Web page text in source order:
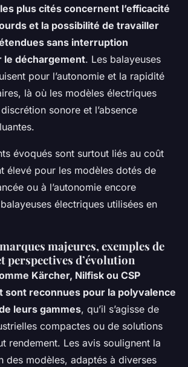
plus cités concernent l’efficacité
et la possibilité de travailler
sans interruption
déchargement. Les balayeuses
pour l’autonomie et la rapidité
là où les modèles électriques
sonore et l’absence
évoqués sont surtout liés au coût
élevé pour les modèles dotés de
ou à l’autonomie encore
électriques utilisées en
majeures, exemples de
perspectives d’évolution
Kärcher, Nilfisk ou CSP
sont reconnues pour la polyvalence
leurs gammes, qu’il s’agisse de
compactes ou de solutions
rendement. Les avis soulignent la
des modèles, adaptés à diverses